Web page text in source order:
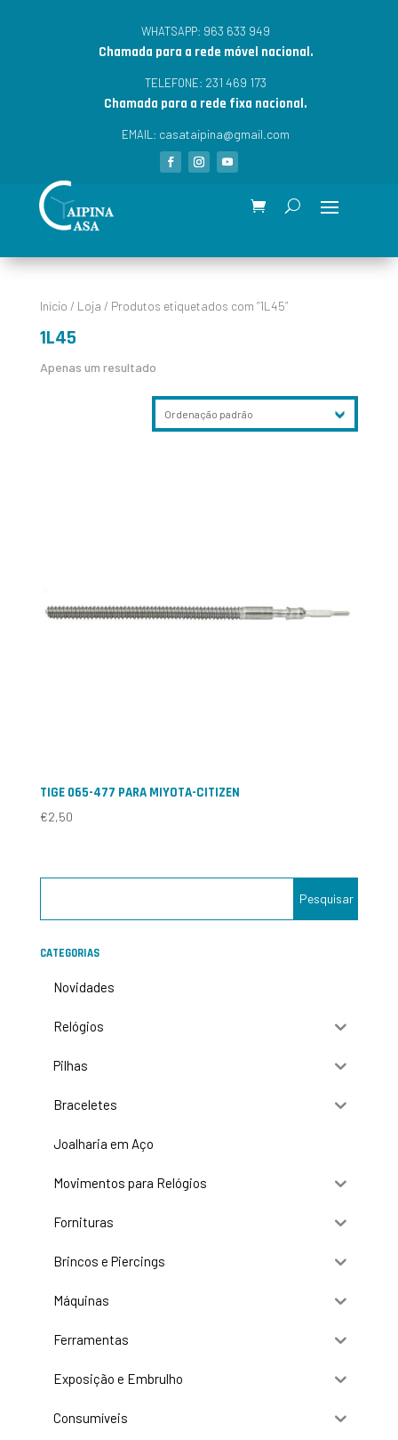
WHATSAPP: 963 633 949
Chamada para a rede móvel nacional.
TELEFONE: 231 469 173
Chamada para a rede fixa nacional.
EMAIL: casataipina@gmail.com
Início / Loja / Produtos etiquetados com “1L45”
1L45
Apenas um resultado
TIGE 065-477 PARA MIYOTA-CITIZEN
€2,50
CATEGORIAS
Novidades
Relógios
Pilhas
Braceletes
Joalharia em Aço
Movimentos para Relógios
Fornituras
Brincos e Piercings
Máquinas
Ferramentas
Exposição e Embrulho
Consumíveis